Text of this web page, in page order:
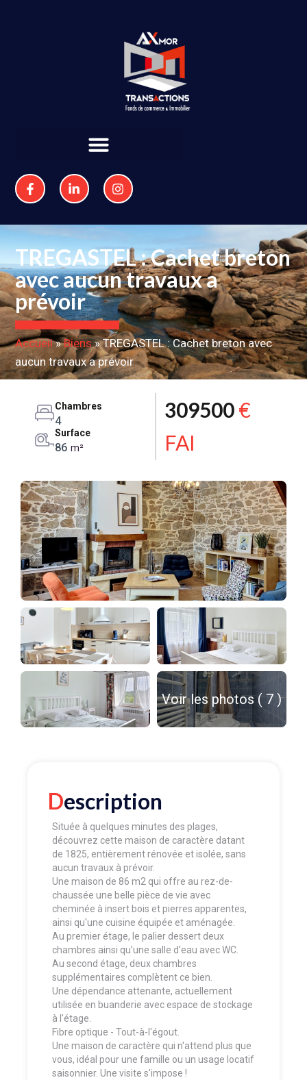
TREGASTEL : Cachet breton
avec aucun travaux a
prévoir
Accueil»Biens»TREGASTEL : Cachet breton avec
aucun travaux a prévoir
Chambres
4
Surface
86 m²
309500€
FAI
Voir les photos ( 7 )
Description
Située à quelques minutes des plages,
découvrez cette maison de caractère datant
de 1825, entièrement rénovée et isolée, sans
aucun travaux à prévoir.
Une maison de 86 m2 qui offre au rez-de-
chaussée une belle pièce de vie avec
cheminée à insert bois et pierres apparentes,
ainsi qu'une cuisine équipée et aménagée.
Au premier étage, le palier dessert deux
chambres ainsi qu'une salle d'eau avec WC.
Au second étage, deux chambres
supplémentaires complètent ce bien.
Une dépendance attenante, actuellement
utilisée en buanderie avec espace de stockage
à l'étage.
Fibre optique - Tout-à-l'égout.
Une maison de caractère qui n'attend plus que
vous, idéal pour une famille ou un usage locatif
saisonnier. Une visite s'impose !